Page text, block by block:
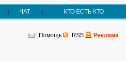
ЧАТ КТО ЕСТЬ КТО
Помощь RSS Реклама